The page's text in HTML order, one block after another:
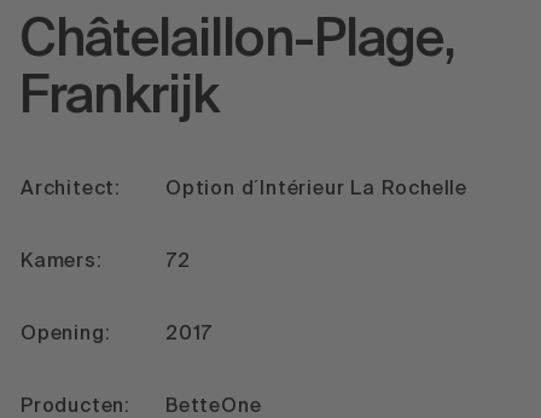
Châtelaillon-Plage,
Frankrijk
Architect: Option d´Intérieur La Rochelle
Kamers: 72
Opening: 2017
Producten: BetteOne